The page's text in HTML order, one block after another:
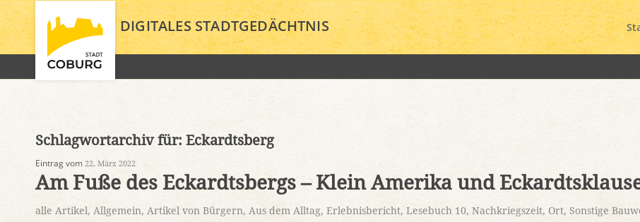
DIGITALES STADTGEDÄCHTNIS
Schlagwortarchiv für: Eckardtsberg
Eintrag vom 22. März 2022
Am Fuße des Eckardtsbergs – Klein Amerika und
alle Artikel, Allgemein, Artikel von Bürgern, Aus dem Alltag, Erlebnisbericht, Lesebuch 10, Nachkriegszeit, Ort, Sonstige